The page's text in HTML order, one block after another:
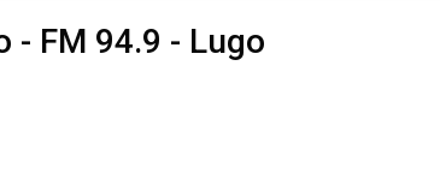
- FM 94.9 - Lugo